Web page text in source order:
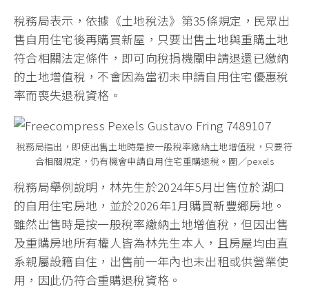
稅務局表示，依據《土地稅法》第35條規定，民眾出
售自用住宅後再購買新屋，只要出售土地與重購土地
符合相關法定條件，即可向稅捐機關申請退還已繳納
的土地增值稅，不會因為當初未申請自用住宅優惠稅
率而喪失退稅資格。
稅務局指出，即使出售土地時是按一般稅率繳納土地增值稅，只要符
合相關規定，仍有機會申請自用住宅重購退稅。圖／pexels
稅務局舉例說明，林先生於2024年5月出售位於湖口
的自用住宅房地，並於2026年1月購買新豐鄉房地。
雖然出售時是按一般稅率繳納土地增值稅，但因出售
及重購房地所有權人皆為林先生本人，且房屋均由直
系親屬設籍自住，出售前一年內也未出租或供營業使
用，因此仍符合重購退稅資格。